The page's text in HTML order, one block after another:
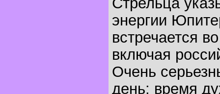
энергии
встречается
включая
Очень
день: время